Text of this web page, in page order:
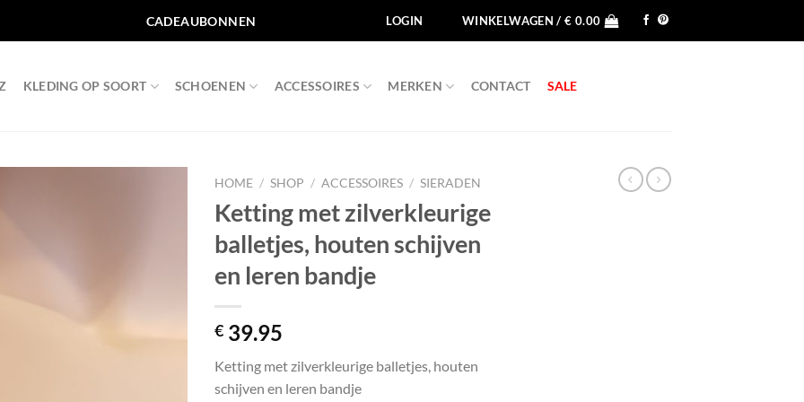
CADEAUBONNEN LOGIN WINKELWAGEN /€ 0.00
KLEDING OP SOORT SCHOENEN ACCESSOIRES MERKEN CONTACT SALE
HOME / SHOP / ACCESSOIRES / SIERADEN
Ketting met zilverkleurige
balletjes, houten schijven
en leren bandje
€ 39.95
Ketting met zilverkleurige balletjes, houten
schijven en leren bandje